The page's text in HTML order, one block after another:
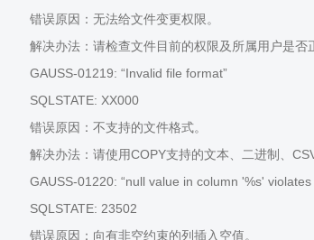
错误原因：无法给文件变更权限。
解决办法：请检查文件目前的权限及所属用户是否
GAUSS-01219: “Invalid file format”
SQLSTATE: XX000
错误原因：不支持的文件格式。
解决办法：请使用COPY支持的文本、二进制、
GAUSS-01220: “null value in column '%s'
SQLSTATE: 23502
错误原因：向有非空约束的列插入空值。